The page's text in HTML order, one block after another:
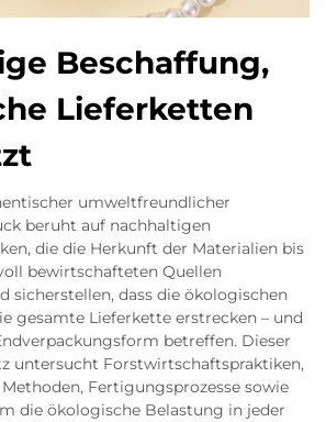
Beschaffung,
Lieferketten
umweltfreundlicher
beruht auf nachhaltigen
die die Herkunft der Materialien bis
bewirtschafteten Quellen
sicherstellen, dass die ökologischen
gesamte Lieferkette erstrecken – und
betreffen. Dieser
untersucht Forstwirtschaftspraktiken,
Fertigungsprozesse sowie
die ökologische Belastung in jeder